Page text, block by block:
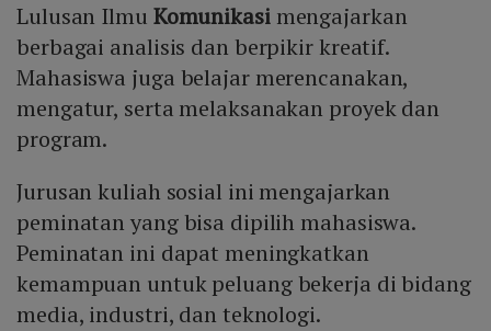
Lulusan Ilmu Komunikasimengajarkan
berbagai analisis dan berpikir kreatif.
Mahasiswa juga belajar merencanakan,
mengatur, serta melaksanakan proyek dan
program.
Jurusan kuliah sosial ini mengajarkan
peminatan yang bisa dipilih mahasiswa.
Peminatan ini dapat meningkatkan
kemampuan untuk peluang bekerja di bidang
media, industri, dan teknologi.